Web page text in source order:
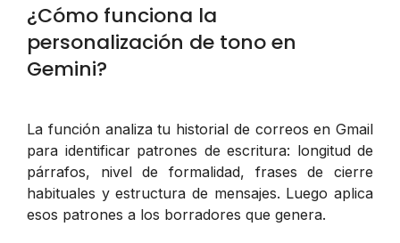
¿Cómo funciona la
personalización de tono en
Gemini?
La función analiza tu historial de correos en Gmail
para identificar patrones de escritura: longitud de
párrafos, nivel de formalidad, frases de cierre
habituales y estructura de mensajes. Luego aplica
esos patrones a los borradores que genera.